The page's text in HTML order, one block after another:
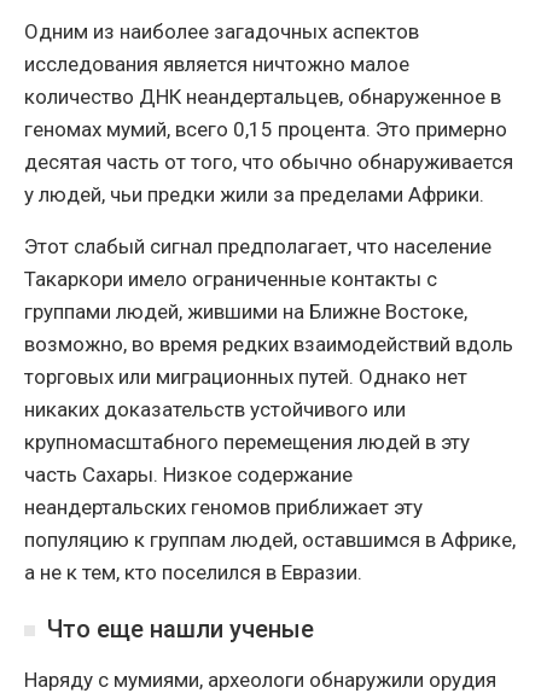
Одним из наиболее загадочных аспектов
исследования является ничтожно малое
количество ДНК неандертальцев, обнаруженное в
геномах мумий, всего 0,15 процента. Это примерно
десятая часть от того, что обычно обнаруживается
у людей, чьи предки жили за пределами Африки.
Этот слабый сигнал предполагает, что население
Такаркори имело ограниченные контакты с
группами людей, жившими на Ближне Востоке,
возможно, во время редких взаимодействий вдоль
торговых или миграционных путей. Однако нет
никаких доказательств устойчивого или
крупномасштабного перемещения людей в эту
часть Сахары. Низкое содержание
неандертальских геномов приближает эту
популяцию к группам людей, оставшимся в Африке,
а не к тем, кто поселился в Евразии.
Что еще нашли ученые
Наряду с мумиями, археологи обнаружили орудия